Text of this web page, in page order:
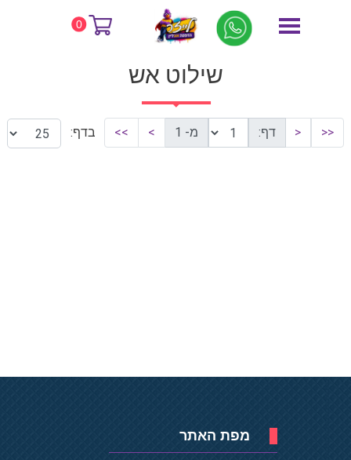
0 דף הבית שילוט אש
שילוט אש
<<
< דף: מ- 1 >
>> בדף:
מפת האתר